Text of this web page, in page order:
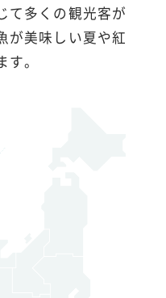
て多くの観光客が
が美味しい夏や紅
。